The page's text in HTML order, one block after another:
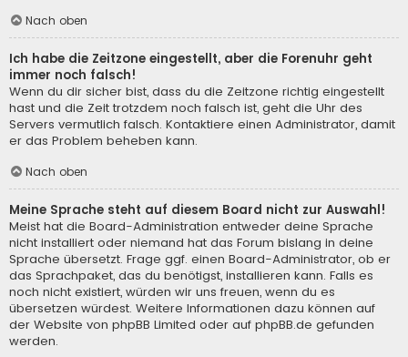
Nach oben
Ich habe die Zeitzone eingestellt, aber die Forenuhr geht
immer noch falsch!
Wenn du dir sicher bist, dass du die Zeitzone richtig eingestellt
hast und die Zeit trotzdem noch falsch ist, geht die Uhr des
Servers vermutlich falsch. Kontaktiere einen Administrator, damit
er das Problem beheben kann.
Nach oben
Meine Sprache steht auf diesem Board nicht zur Auswahl!
Meist hat die Board-Administration entweder deine Sprache
nicht installiert oder niemand hat das Forum bislang in deine
Sprache übersetzt. Frage ggf. einen Board-Administrator, ob er
das Sprachpaket, das du benötigst, installieren kann. Falls es
noch nicht existiert, würden wir uns freuen, wenn du es
übersetzen würdest. Weitere Informationen dazu können auf
der Website von phpBB Limited oder auf phpBB.de gefunden
werden.